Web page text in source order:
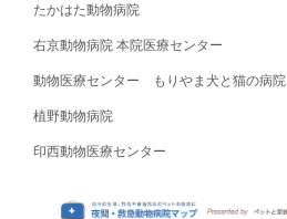
たかはた動物病院
右京動物病院 本院医療センター
動物医療センター もりやま犬と猫の病院
植野動物病院
印西動物医療センター